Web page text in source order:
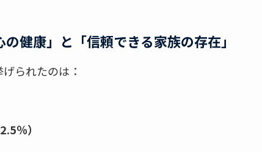
健康」と「信頼できる家族の存在」
られたのは：
％）